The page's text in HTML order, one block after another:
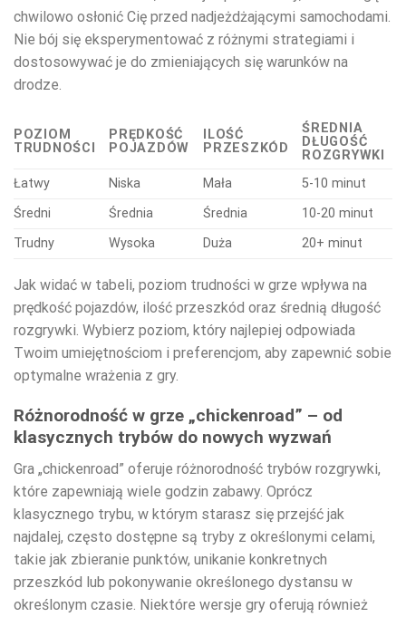
chwilowo osłonić Cię przed nadjeżdżającymi samochodami.
Nie bój się eksperymentować z różnymi strategiami i
dostosowywać je do zmieniających się warunków na
drodze.
POZIOM
TRUDNOŚCI
PRĘDKOŚĆ
POJAZDÓW
ILOŚĆ
PRZESZKÓD
ŚREDNIA
DŁUGOŚĆ
ROZGRYWKI
Łatwy
Niska Mała
5-10 minut
Średni
Średnia Średnia
10-20 minut
Trudny
Wysoka Duża 20+ minut
Jak widać w tabeli, poziom trudności w grze wpływa na
prędkość pojazdów, ilość przeszkód oraz średnią długość
rozgrywki. Wybierz poziom, który najlepiej odpowiada
Twoim umiejętnościom i preferencjom, aby zapewnić sobie
optymalne wrażenia z gry.
Różnorodność w grze „chickenroad” – od
klasycznych trybów do nowych wyzwań
Gra „chickenroad” oferuje różnorodność trybów rozgrywki,
które zapewniają wiele godzin zabawy. Oprócz
klasycznego trybu, w którym starasz się przejść jak
najdalej, często dostępne są tryby z określonymi celami,
takie jak zbieranie punktów, unikanie konkretnych
przeszkód lub pokonywanie określonego dystansu w
określonym czasie. Niektóre wersje gry oferują również